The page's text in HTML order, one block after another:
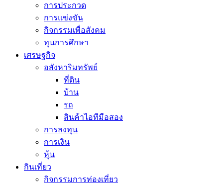
การประกวด
การแข่งขัน
กิจกรรมเพื่อสังคม
ทุนการศึกษา
เศรษฐกิจ
อสังหาริมทรัพย์
ที่ดิน
บ้าน
รถ
สินค้าไอทีมือสอง
การลงทุน
การเงิน
หุ้น
กินเที่ยว
กิจกรรมการท่องเที่ยว